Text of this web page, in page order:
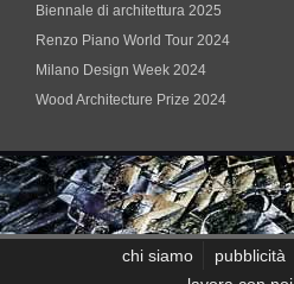
Biennale di architettura 2025
Renzo Piano World Tour 2024
Milano Design Week 2024
Wood Architecture Prize 2024
chi siamo pubblicità